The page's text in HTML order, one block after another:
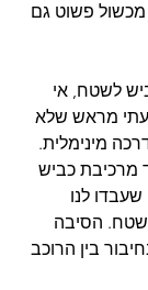
מכשול פשוט גם
לשטח, אי
אביב 2021, ידעתי מראש שלא
מינימלית.
מרכיבת כביש
לנו
הסיבה
בין הרוכב